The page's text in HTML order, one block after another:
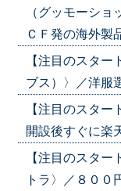
（グッモーシ
ＣＦ発の海外製
【注目のスタ
ブス）〉／洋服
【注目のスタ
開設後すぐに楽
【注目のスタ
トラ〉／８００